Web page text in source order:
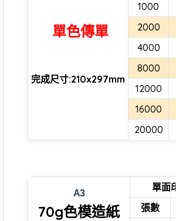
單色傳單
完成尺寸:210x297mm
1000
2000
4000
8000
12000
16000
20000
A3
70g色模造紙
單面
張數